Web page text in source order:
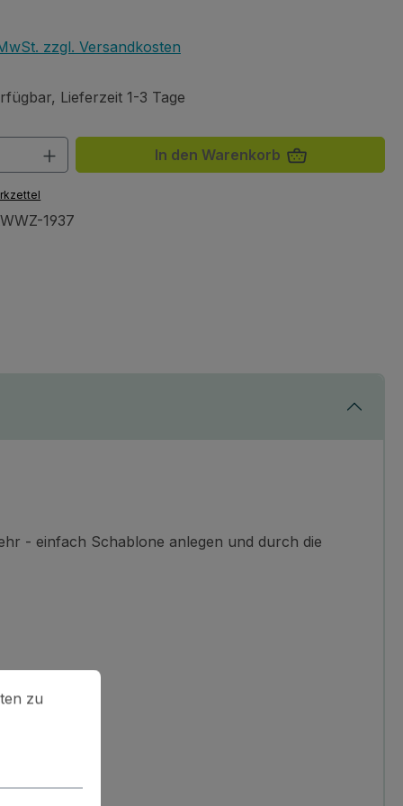
zzgl. Versandkosten
Lieferzeit 1-3 Tage
Anzahl: Gib den gewünschten Wert
In den Warenkorb
1937
- einfach Schablone anlegen und durch die
zu können.
Mehr Informationen ...
zu